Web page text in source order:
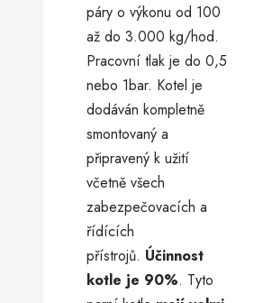
páry o výkonu od 100
až do 3.000 kg/hod.
Pracovní tlak je do 0,5
nebo 1bar. Kotel je
dodáván kompletně
smontovaný a
připravený k užití
včetně všech
zabezpečovacích a
řídících
přístrojů. Účinnost
kotle je 90%. Tyto